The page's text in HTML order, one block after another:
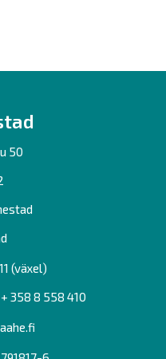
50
(växel)
358 8 558 410